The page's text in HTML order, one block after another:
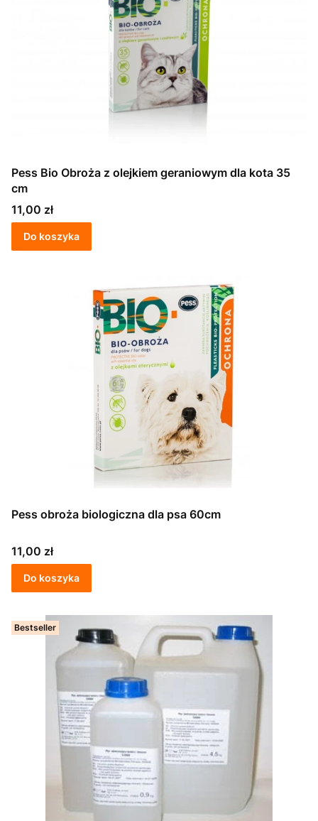
Pess Bio Obroża z olejkiem geraniowym dla kota 35
cm
Cena
11,00 zł
Do koszyka
Pess obroża biologiczna dla psa 60cm
Cena
11,00 zł
Do koszyka
Bestseller